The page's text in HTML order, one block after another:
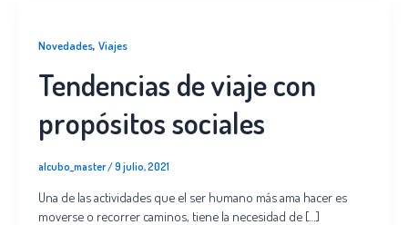
Novedades, Viajes
Tendencias de viaje con
propósitos sociales
alcubo_master/9 julio, 2021
Una de las actividades que el ser humano más ama hacer es
moverse o recorrer caminos, tiene la necesidad de […]